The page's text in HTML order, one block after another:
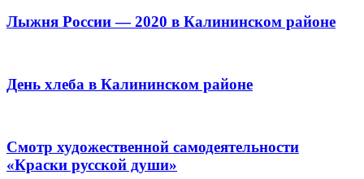
Лыжня России — 2020 в Калининском районе
День хлеба в Калининском районе
Смотр художественной самодеятельности
«Краски русской души»